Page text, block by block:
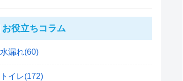
お役立ちコラム
水漏れ(60)
トイレ(172)